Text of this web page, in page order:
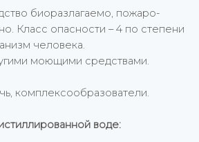
биоразлагаемо, пожаро-
Класс опасности – 4 по степени
человека.
моющими средствами.
комплексообразователи.
воде: